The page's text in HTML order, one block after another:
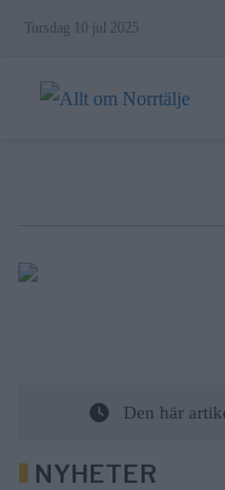
content
Torsdag 10 jul 2025
Den här
NYHETER